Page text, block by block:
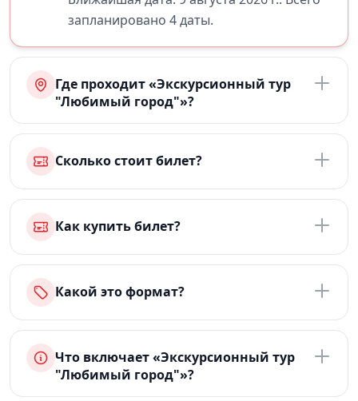
запланировано 4 даты.
Где проходит «Экскурсионный тур
"Любимый город"»?
Сколько стоит билет?
Как купить билет?
Какой это формат?
Что включает «Экскурсионный тур
"Любимый город"»?